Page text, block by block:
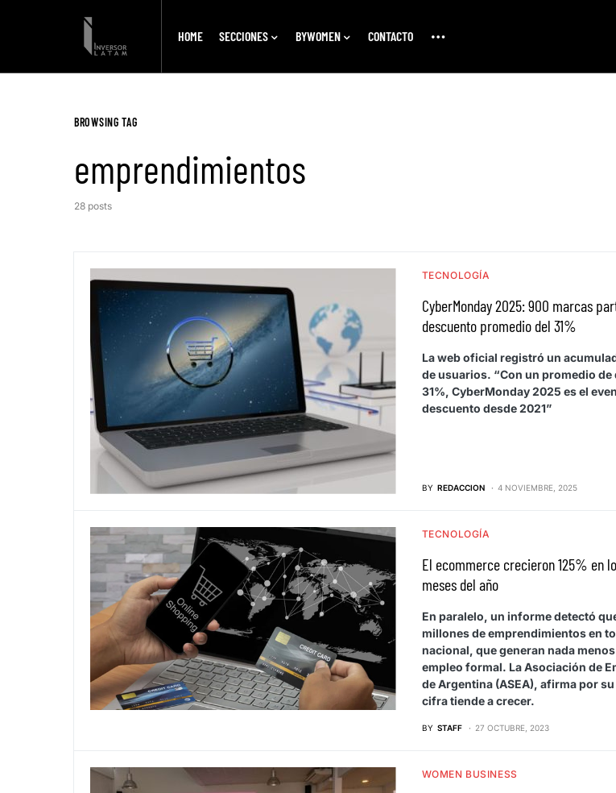
HOME SECCIONES BYWOMEN CONTACTO
BROWSING TAG
emprendimientos
28 posts
TECNOLOGÍA
CyberMonday 2025: 900 marcas
descuento promedio del 31%
La web oficial registró un
de usuarios. “Con un promedio de
31%, CyberMonday 2025 es el
descuento desde 2021”
BY REDACCION 4 NOVIEMBRE, 2025
TECNOLOGÍA
El ecommerce crecieron 125% en
meses del año
En paralelo, un informe detectó
millones de emprendimientos en
nacional, que generan nada
empleo formal. La Asociación de
de Argentina (ASEA), afirma por
cifra tiende a crecer.
BY STAFF 27 OCTUBRE, 2023
WOMEN BUSINESS